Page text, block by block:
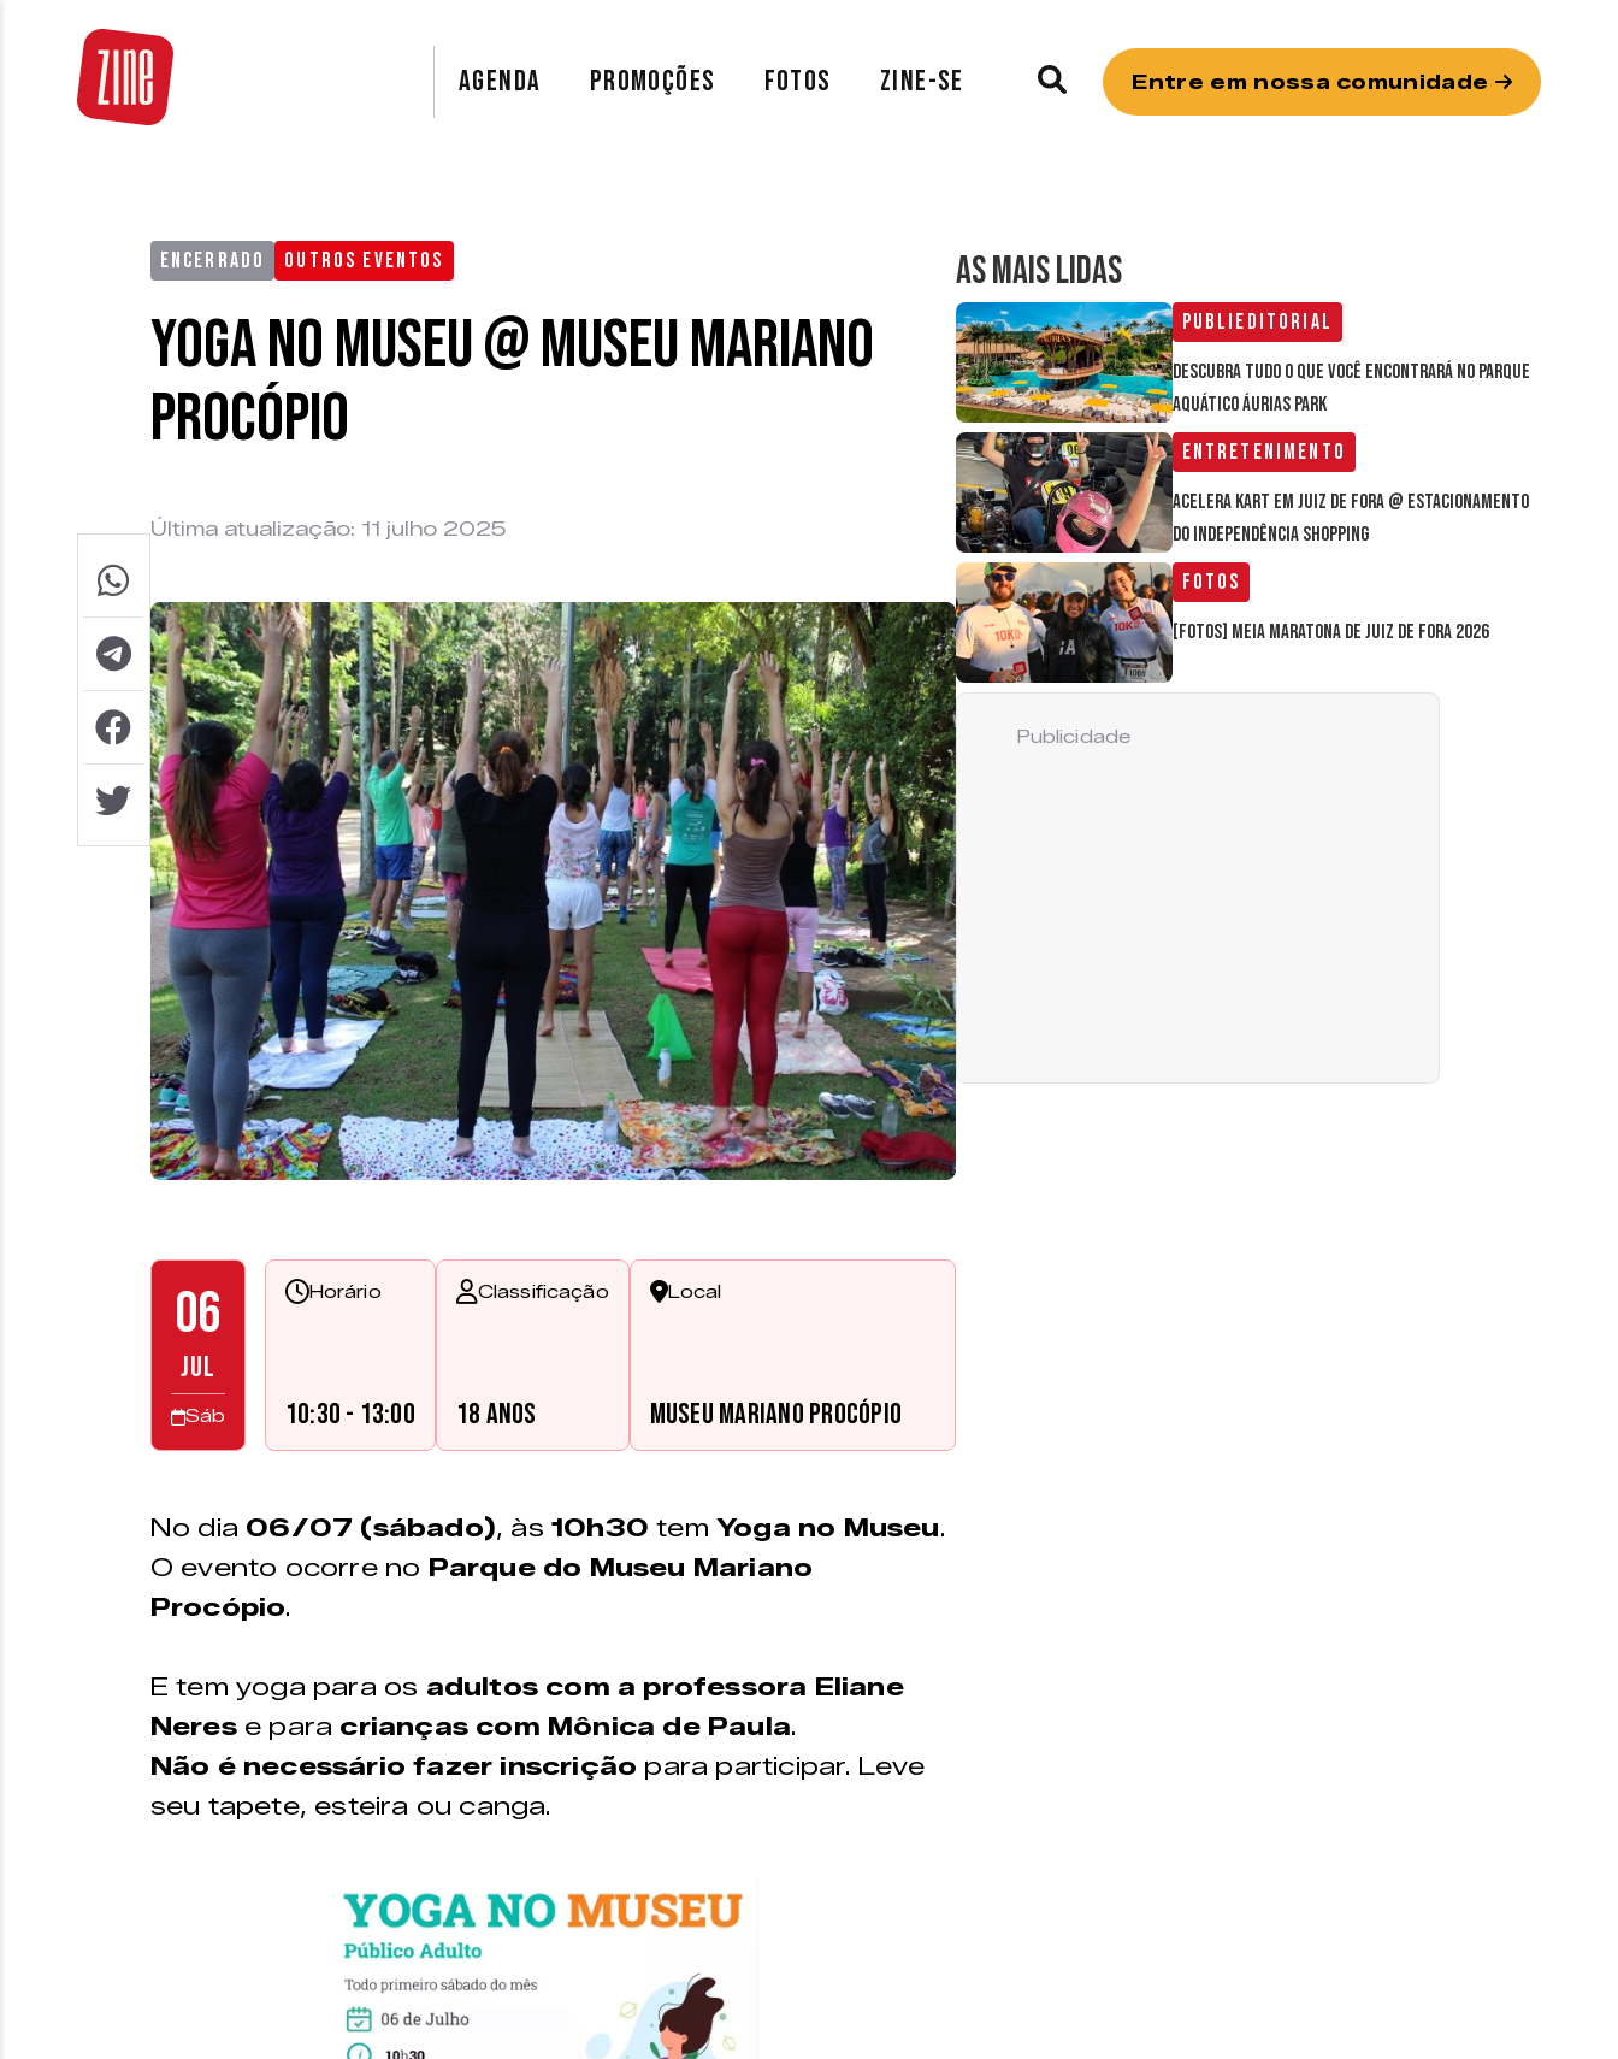
AGENDA PROMOÇÕES FOTOS ZINE-SE Entre em nossa comunidade
ENCERRADO OUTROS EVENTOS
Yoga no Museu @ Museu Mariano
Procópio
Última atualização: 11 julho 2025
06
JUL
Sáb
Horário
10:30 - 13:00
Classificação
18 anos
Local
Museu Mariano Procópio
No dia 06/07 (sábado), às10h30 temYoga no Museu.
O evento ocorre no Parque do Museu Mariano
Procópio.
E tem yoga para os adultos com a professora Eliane
Nerese para crianças com Mônica de Paula.
Não é necessário fazer inscrição para participar. Leve
seu tapete, esteira ou canga.
AS MAIS LIDAS
Publieditorial
Descubra tudo o que você encontrará no parque
aquático Áurias Park
Entretenimento
Acelera Kart em Juiz de Fora @ estacionamento
do Independência Shopping
Fotos
[FOTOS] Meia Maratona de Juiz de Fora 2026
Publicidade